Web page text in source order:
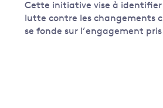
Cette initiative vise à identifier
lutte contre les changements
se fonde sur l’engagement